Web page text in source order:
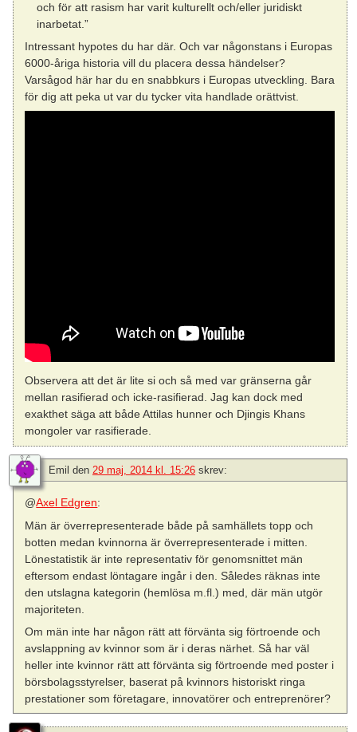
och för att rasism har varit kulturellt och/eller juridiskt
inarbetat.”
Intressant hypotes du har där. Och var någonstans i Europas
6000-åriga historia vill du placera dessa händelser?
Varsågod här har du en snabbkurs i Europas utveckling. Bara
för dig att peka ut var du tycker vita handlade orättvist.
Observera att det är lite si och så med var gränserna går
mellan rasifierad och icke-rasifierad. Jag kan dock med
exakthet säga att både Attilas hunner och Djingis Khans
mongoler var rasifierade.
Emil den 29 maj, 2014 kl. 15:26 skrev:
@Axel Edgren:
Män är överrepresenterade både på samhällets topp och
botten medan kvinnorna är överrepresenterade i mitten.
Lönestatistik är inte representativ för genomsnittet män
eftersom endast löntagare ingår i den. Således räknas inte
den utslagna kategorin (hemlösa m.fl.) med, där män utgör
majoriteten.
Om män inte har någon rätt att förvänta sig förtroende och
avslappning av kvinnor som är i deras närhet. Så har väl
heller inte kvinnor rätt att förvänta sig förtroende med poster i
börsbolagsstyrelser, baserat på kvinnors historiskt ringa
prestationer som företagare, innovatörer och entreprenörer?